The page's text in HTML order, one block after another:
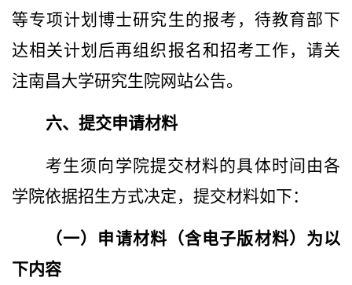
等专项计划博士研究生的报考，待教育部下
达相关计划后再组织报名和招考工作，请关
注南昌大学研究生院网站公告。
六、提交申请材料
考生须向学院提交材料的具体时间由各
学院依据招生方式决定，提交材料如下：
（一）申请材料（含电子版材料）为以
下内容